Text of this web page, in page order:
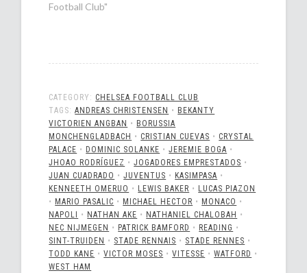
Football Club"
CATEGORY: CHELSEA FOOTBALL CLUB
TAGS:ANDREAS CHRISTENSEN • BEKANTY
VICTORIEN ANGBAN • BORUSSIA
MONCHENGLADBACH • CRISTIAN CUEVAS • CRYSTAL
PALACE • DOMINIC SOLANKE •JEREMIE BOGA •
JHOAO RODRÍGUEZ •JOGADORES EMPRESTADOS •
JUAN CUADRADO •JUVENTUS • KASIMPASA •
KENNEETH OMERUO • LEWIS BAKER • LUCAS PIAZON
• MARIO PASALIC • MICHAEL HECTOR • MONACO •
NAPOLI
• NATHAN AKE • NATHANIEL CHALOBAH •
NEC NIJMEGEN • PATRICK BAMFORD • READING •
SINT-TRUIDEN • STADE RENNAIS • STADE RENNES •
TODD KANE •VICTOR MOSES •VITESSE •WATFORD •
WEST HAM